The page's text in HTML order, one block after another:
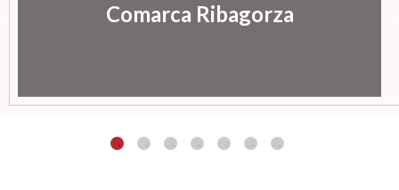
Comarca Ribagorza